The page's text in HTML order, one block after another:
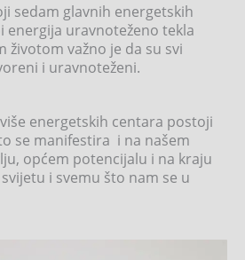
sedam glavnih energetskih
energija uravnoteženo tekla
životom važno je da su svi
i uravnoteženi.
energetskih centara postoji
se manifestira i na našem
općem potencijalu i na kraju
i svemu što nam se u